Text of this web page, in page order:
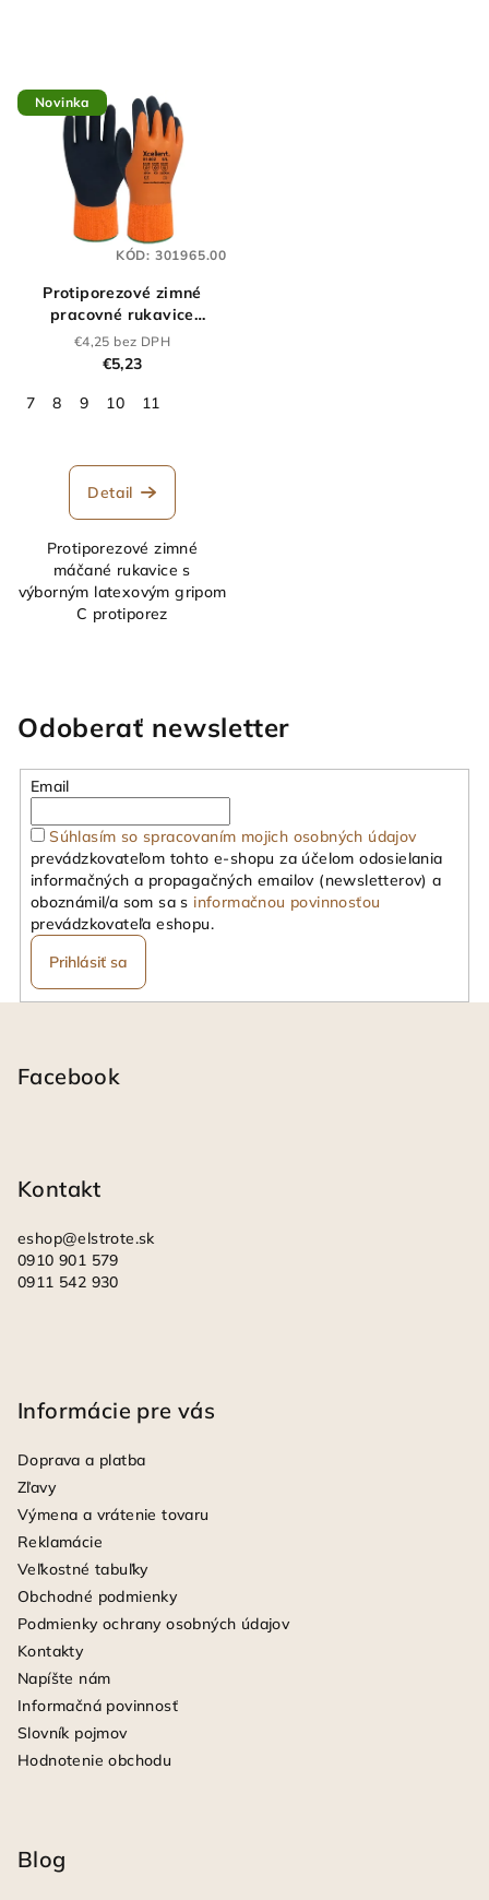
Novinka
Protiporezové zimné
pracovné rukavice
XCELLENT 51-802
€4,25 bez DPH
€5,23
7
8 9 10 11
Detail
Protiporezové zimné
máčané rukavice s
výborným latexovým gripom
C protiporez
KÓD: 301965.00
Odoberať newsletter
Email
Súhlasím so spracovaním mojich osobných údajov
prevádzkovateľom tohto e-shopu za účelom odosielania
informačných a propagačných emailov (newsletterov) a
oboznámil/a som sa s informačnou povinnosťou
prevádzkovateľa eshopu.
Prihlásiť sa
Facebook
Kontakt
eshop@elstrote.sk
0910 901 579
0911 542 930
Informácie pre vás
Doprava a platba
Zľavy
Výmena a vrátenie tovaru
Reklamácie
Veľkostné tabuľky
Obchodné podmienky
Podmienky ochrany osobných údajov
Kontakty
Napíšte nám
Informačná povinnosť
Slovník pojmov
Hodnotenie obchodu
Blog